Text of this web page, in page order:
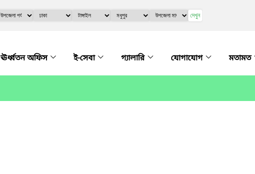
দেখুন
ঊর্ধ্বতন অফিস ই-সেবা গ্যালারি যোগাযোগ মতামত